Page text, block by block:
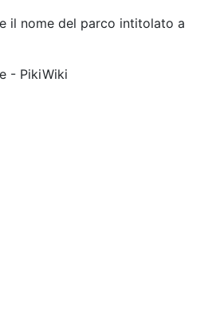
il nome del parco intitolato a
- PikiWiki